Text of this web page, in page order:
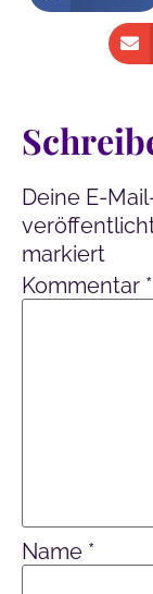
Deine E-
markiert
Kommentar *
Name *